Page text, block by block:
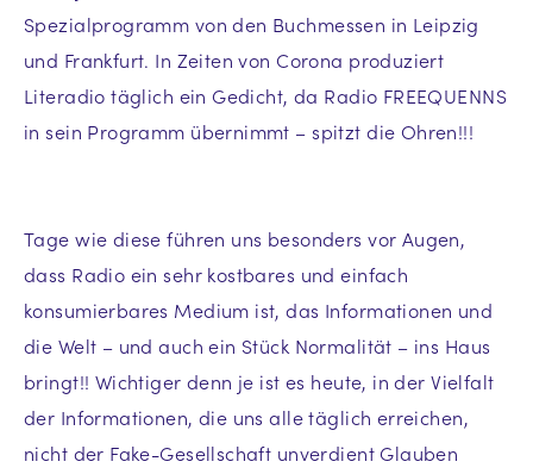
Spezialprogramm von den Buchmessen in Leipzig
und Frankfurt. In Zeiten von Corona produziert
Literadio täglich ein Gedicht, da Radio FREEQUENNS
in sein Programm übernimmt – spitzt die Ohren!!!
Tage wie diese führen uns besonders vor Augen,
dass Radio ein sehr kostbares und einfach
konsumierbares Medium ist, das Informationen und
die Welt – und auch ein Stück Normalität – ins Haus
bringt!! Wichtiger denn je ist es heute, in der Vielfalt
der Informationen, die uns alle täglich erreichen,
nicht der Fake-Gesellschaft unverdient Glauben